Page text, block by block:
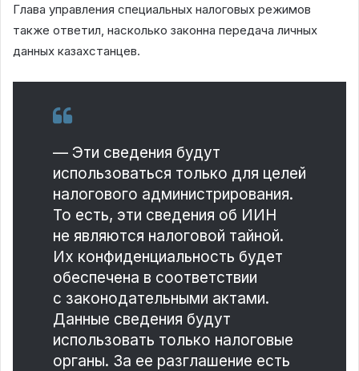
Глава управления специальных налоговых режимов
также ответил, насколько законна передача личных
данных казахстанцев.
— Эти сведения будут
использоваться только для целей
налогового администрирования.
То есть, эти сведения об ИИН
не являются налоговой тайной.
Их конфиденциальность будет
обеспечена в соответствии
с законодательными актами.
Данные сведения будут
использовать только налоговые
органы. За ее разглашение есть